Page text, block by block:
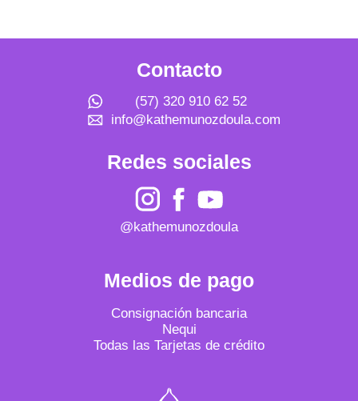
Las
Contacto
(57) 320 910 62 52
info@kathemunozdoula.com
Redes sociales
@kathemunozdoula
Medios de pago
Consignación bancaria
Nequi
Todas las Tarjetas de crédito